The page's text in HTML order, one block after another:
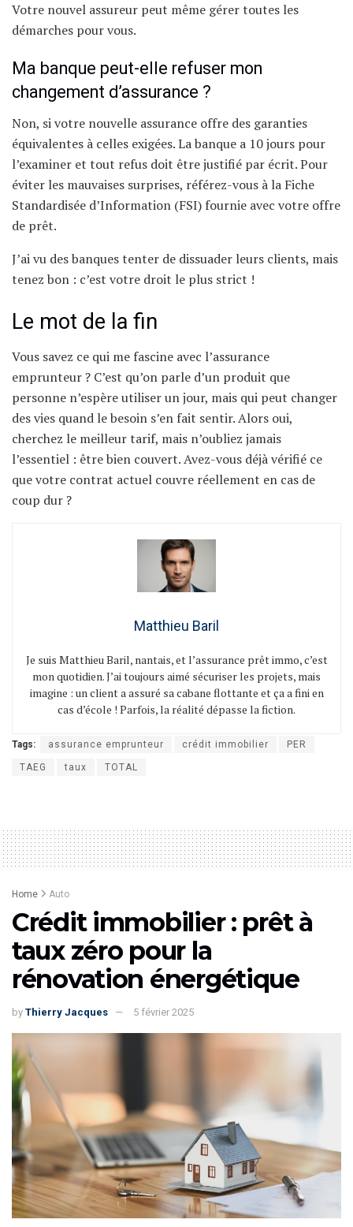
Votre nouvel assureur peut même gérer toutes les
démarches pour vous.
Ma banque peut-elle refuser mon
changement d’assurance ?
Non, si votre nouvelle assurance offre des garanties
équivalentes à celles exigées. La banque a 10 jours pour
l’examiner et tout refus doit être justifié par écrit. Pour
éviter les mauvaises surprises, référez-vous à la Fiche
Standardisée d’Information (FSI) fournie avec votre offre
de prêt.
J’ai vu des banques tenter de dissuader leurs clients, mais
tenez bon : c’est votre droit le plus strict !
Le mot de la fin
Vous savez ce qui me fascine avec l’assurance
emprunteur ? C’est qu’on parle d’un produit que
personne n’espère utiliser un jour, mais qui peut changer
des vies quand le besoin s’en fait sentir. Alors oui,
cherchez le meilleur tarif, mais n’oubliez jamais
l’essentiel : être bien couvert. Avez-vous déjà vérifié ce
que votre contrat actuel couvre réellement en cas de
coup dur ?
Matthieu Baril
Je suis Matthieu Baril, nantais, et l’assurance prêt immo, c’est
mon quotidien. J’ai toujours aimé sécuriser les projets, mais
imagine : un client a assuré sa cabane flottante et ça a fini en
cas d’école ! Parfois, la réalité dépasse la fiction.
Tags: assurance emprunteur crédit immobilier PER
TAEG taux TOTAL
Home Auto
Crédit immobilier : prêt à
taux zéro pour la
rénovation énergétique
by Thierry Jacques 5 février 2025